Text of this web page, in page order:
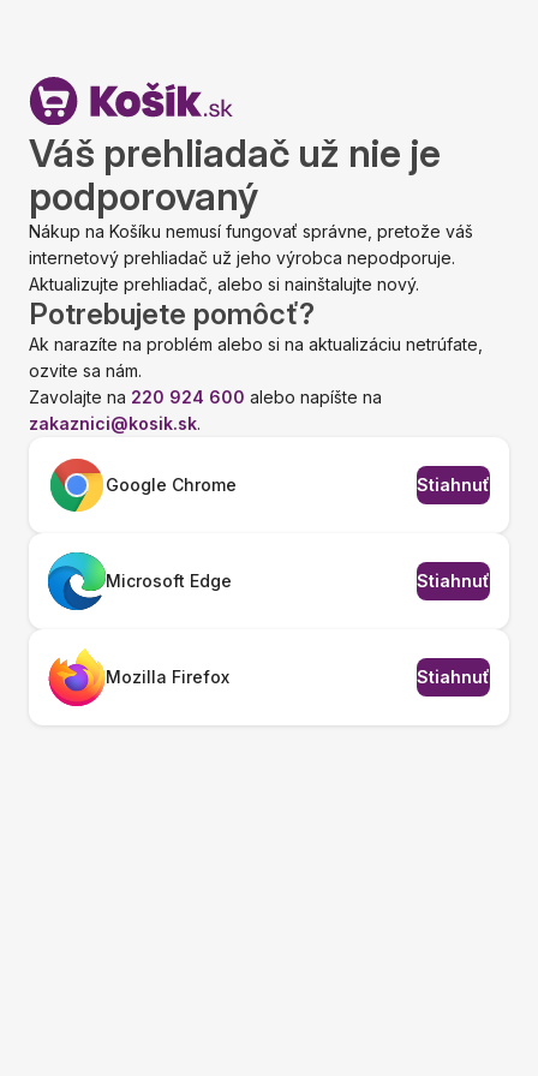
Váš prehliadač už nie je
podporovaný
Nákup na Košíku nemusí fungovať správne, pretože váš
internetový prehliadač už jeho výrobca nepodporuje.
Aktualizujte prehliadač, alebo si nainštalujte nový.
Potrebujete pomôcť?
Ak narazíte na problém alebo si na aktualizáciu netrúfate,
ozvite sa nám.
Zavolajte na 220 924 600 alebo napíšte na
zakaznici@kosik.sk.
Google Chrome Stiahnuť
Microsoft Edge Stiahnuť
Mozilla Firefox Stiahnuť